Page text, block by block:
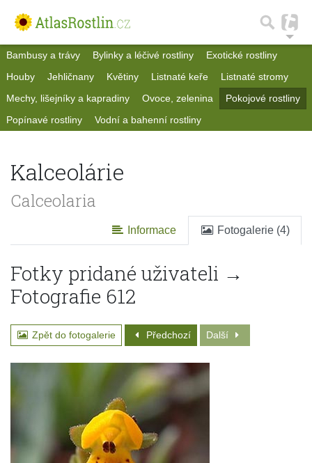
Bambusy a trávy Bylinky a léčivé rostliny
Exotické rostliny
Houby
Jehličnany Květiny Listnaté keře
Listnaté stromy
Mechy, lišejníky a kapradiny
Ovoce, zelenina
Pokojové rostliny
Popínavé rostliny
Vodní a bahenní rostliny
Kalceolárie
Calceolaria
Informace Fotogalerie (4)
Fotky pridané uživateli →
Fotografie 612
Zpět do fotogalerie Předchozí Další